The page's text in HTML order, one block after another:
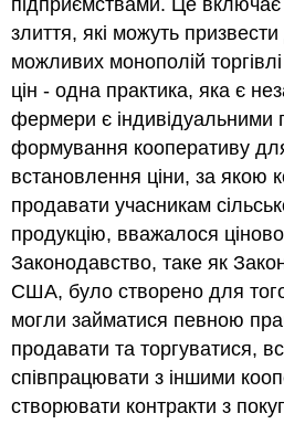
злиття, які можуть
можливих монополій торгівлі
цін - одна практика, яка є
фермери є індивідуальними
формування кооперативу
встановлення ціни, за якою
продавати учасникам
продукцію, вважалося
Законодавство, таке як
США, було створено для
могли займатися певною
продавати та торгуватися,
співпрацювати з іншими
створювати контракти з